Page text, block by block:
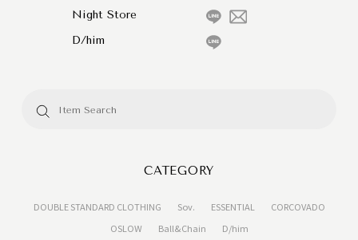
Night Store
D/him
CATEGORY
DOUBLE STANDARD CLOTHING Sov. ESSENTIAL
CORCOVADO
OSLOW
Ball&Chain
D/him